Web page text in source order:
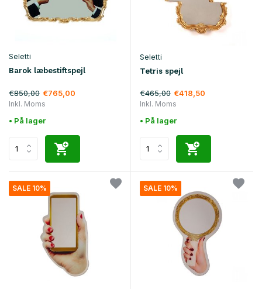
Seletti
Barok læbestiftspejl
€850,00 €765,00
Inkl. Moms
• På lager
Seletti
Tetris spejl
€465,00 €418,50
Inkl. Moms
• På lager
SALE 10% SALE 10%